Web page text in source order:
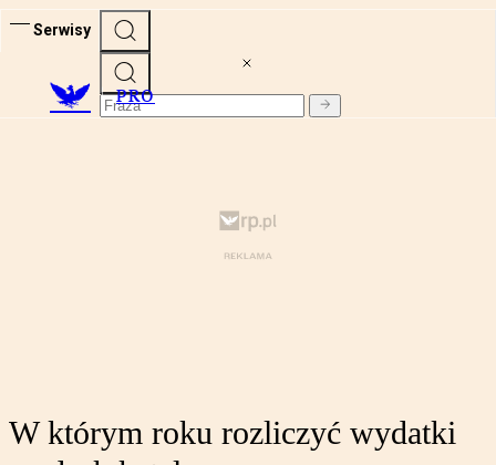
Serwisy
PRO
W którym roku rozliczyć wydatki